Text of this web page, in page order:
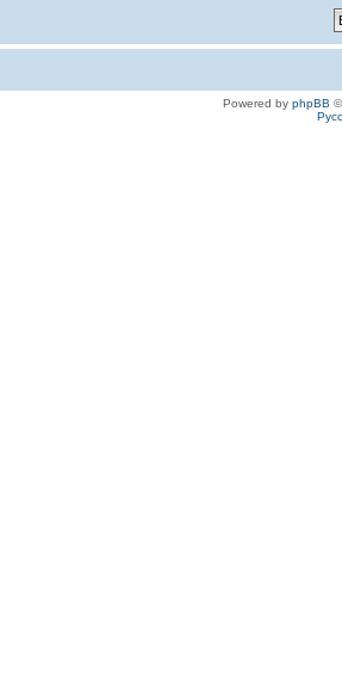
Powered by phpBB